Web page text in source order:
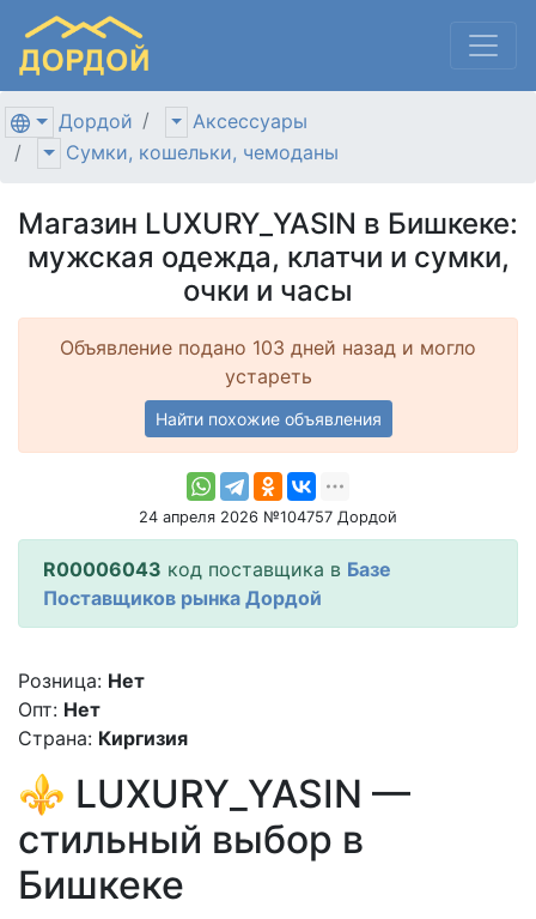
Дордой
Аксессуары
Сумки, кошельки, чемоданы
Магазин LUXURY_YASIN в Бишкеке:
мужская одежда, клатчи и сумки,
очки и часы
Объявление подано 103 дней назад и могло
устареть
Найти похожие объявления
24 апреля 2026 №104757 Дордой
R00006043 код поставщика в Базе
Поставщиков рынка Дордой
Розница: Нет
Опт: Нет
Страна: Киргизия
⚜️ LUXURY_YASIN —
стильный выбор в
Бишкеке